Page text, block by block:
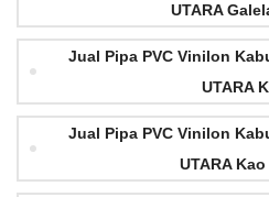
UTARA
Jual Pipa PVC Vinilon
UTARA
Jual Pipa PVC Vinilon
UTARA